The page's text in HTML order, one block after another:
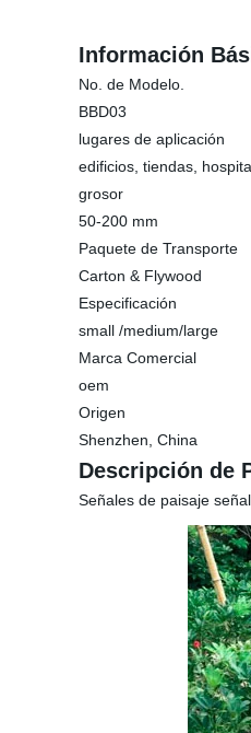
Información
No. de Modelo.
BBD03
lugares de aplicación
edificios, tiendas,
grosor
50-200 mm
Paquete de Transporte
Carton & Flywood
Especificación
small /medium/large
Marca Comercial
oem
Origen
Shenzhen, China
Descripción de
Señales de paisaje